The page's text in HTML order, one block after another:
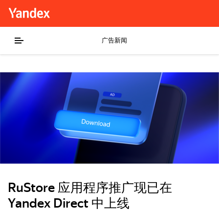
广告新闻
RuStore 应用程序推广现已在
Yandex Direct 中上线